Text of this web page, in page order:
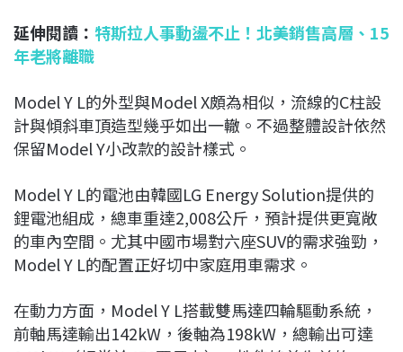
延伸閱讀： 特斯拉人事動盪不止！北美銷售高層、15
年老將離職
Model Y L的外型與Model X頗為相似，流線的C柱設
計與傾斜車頂造型幾乎如出一轍。不過整體設計依然
保留Model Y小改款的設計樣式。
Model Y L的電池由韓國LG Energy Solution提供的
鋰電池組成，總車重達2,008公斤，預計提供更寬敞
的車內空間。尤其中國市場對六座SUV的需求強勁，
Model Y L的配置正好切中家庭用車需求。
在動力方面，Model Y L搭載雙馬達四輪驅動系統，
前軸馬達輸出142kW，後軸為198kW，總輸出可達